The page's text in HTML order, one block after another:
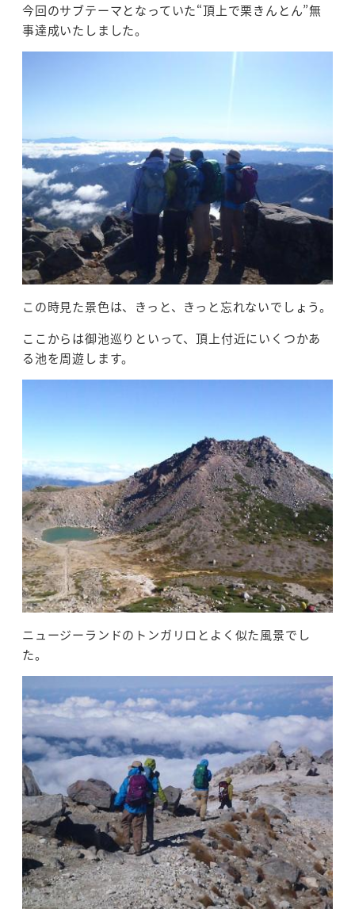
今回のサブテーマとなっていた“頂上で栗きんとん”無
事達成いたしました。
この時見た景色は、きっと、きっと忘れないでしょう。
ここからは御池巡りといって、頂上付近にいくつかあ
る池を周遊します。
ニュージーランドのトンガリロとよく似た風景でし
た。